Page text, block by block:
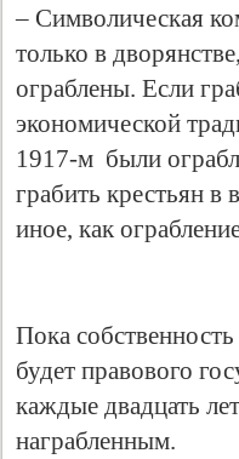
– Символическая
только в
ограблены. Если
экономической
1917-м были
грабить крестьян в
иное, как
Пока
будет правового
каждые двадцать
награбленным.